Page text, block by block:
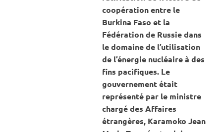
coopération entre le
Burkina Faso et la
Fédération de Russie dans
le domaine de l’utilisation
de l’énergie nucléaire à des
fins pacifiques. Le
gouvernement était
représenté par le ministre
chargé des Affaires
étrangères, Karamoko Jean